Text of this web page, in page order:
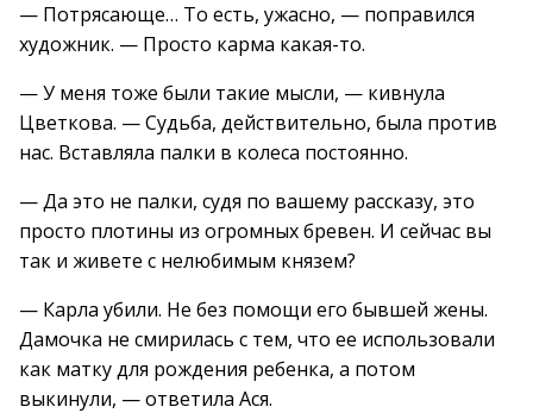
— Потрясающе… То есть, ужасно, — поправился
художник. — Просто карма какая-то.
— У меня тоже были такие мысли, — кивнула
Цветкова. — Судьба, действительно, была против
нас. Вставляла палки в колеса постоянно.
— Да это не палки, судя по вашему рассказу, это
просто плотины из огромных бревен. И сейчас вы
так и живете с нелюбимым князем?
— Карла убили. Не без помощи его бывшей жены.
Дамочка не смирилась с тем, что ее использовали
как матку для рождения ребенка, а потом
выкинули, — ответила Ася.